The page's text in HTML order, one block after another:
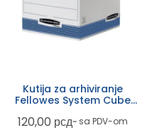
Kutija za arhiviranje
Fellowes System Cube
120,00 рсд~ sa PDV-om